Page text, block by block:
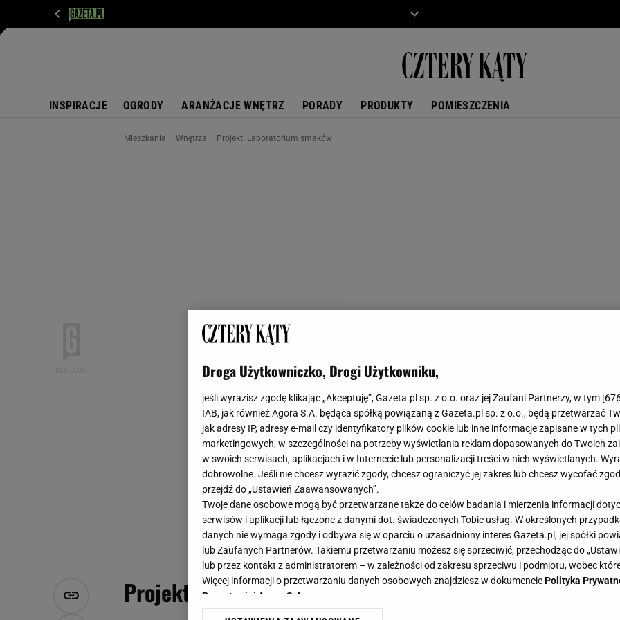
INSPIRACJE OGRODY ARANŻACJE WNĘTRZ PORADY PRODUKTY POMIESZCZENIA
Mieszkania Wnętrza Projekt: Laboratorium smaków
Projekt: Laboratorium smaków
Droga Użytkowniczko, Drogi Użytkowniku,
jeśli wyrazisz zgodę klikając „Akceptuję”, Gazeta.pl sp. z o.o. oraz jej Zaufani Partnerzy, w tym [
IAB, jak również Agora S.A. będąca spółką powiązaną z Gazeta.pl sp. z o.o., będą przetwarzać
jak adresy IP, adresy e-mail czy identyfikatory plików cookie lub inne informacje zapisane w tych
marketingowych, w szczególności na potrzeby wyświetlania reklam dopasowanych do Twoich
w swoich serwisach, aplikacjach i w Internecie lub personalizacji treści w nich wyświetlanych.
dobrowolne. Jeśli nie chcesz wyrazić zgody, chcesz ograniczyć jej zakres lub chcesz wycofać
przejdź do „Ustawień Zaawansowanych”.
Twoje dane osobowe mogą być przetwarzane także do celów badania i mierzenia informacji
serwisów i aplikacji lub łączone z danymi dot. świadczonych Tobie usług. W określonych
danych nie wymaga zgody i odbywa się w oparciu o uzasadniony interes Gazeta.pl, jej spółki
lub Zaufanych Partnerów. Takiemu przetwarzaniu możesz się sprzeciwić, przechodząc do
lub przez kontakt z administratorem – w zależności od zakresu sprzeciwu i podmiotu, wobec
Więcej informacji o przetwarzaniu danych osobowych znajdziesz w dokumenciePolityka
Prywatności Agora S.A.